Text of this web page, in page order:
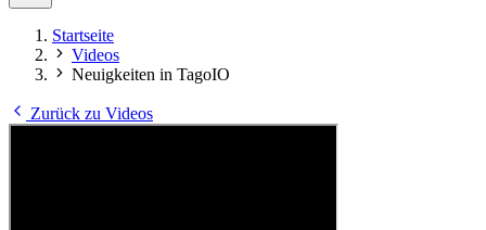
Startseite
Videos
Neuigkeiten in TagoIO
Zurück zu Videos